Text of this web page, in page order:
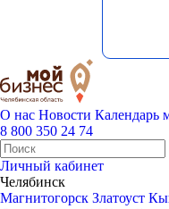
О нас Новости Календарь
8 800 350 24 74
Личный кабинет
Челябинск
Магнитогорск Златоуст